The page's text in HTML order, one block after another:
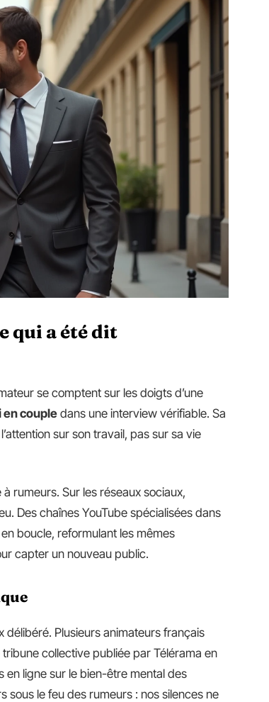
qui a été dit
se comptent sur les doigts d’une
en couple dans une interview vérifiable. Sa
sur son travail, pas sur sa vie
rumeurs. Sur les réseaux sociaux,
Des chaînes YouTube spécialisées dans
boucle, reformulant les mêmes
capter un nouveau public.
délibéré. Plusieurs animateurs français
collective publiée par Télérama en
en ligne sur le bien-être mental des
sous le feu des rumeurs : nos silences ne